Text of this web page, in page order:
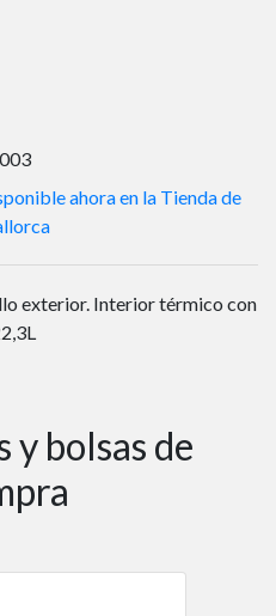
ahora en la Tienda de
exterior. Interior térmico con
y bolsas de